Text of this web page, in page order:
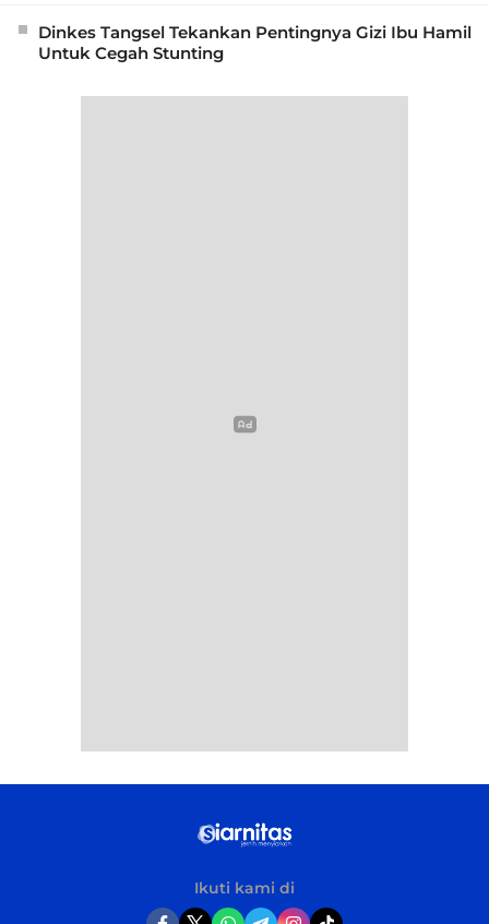
Dinkes Tangsel Tekankan Pentingnya Gizi Ibu Hamil
Untuk Cegah Stunting
Ikuti kami di